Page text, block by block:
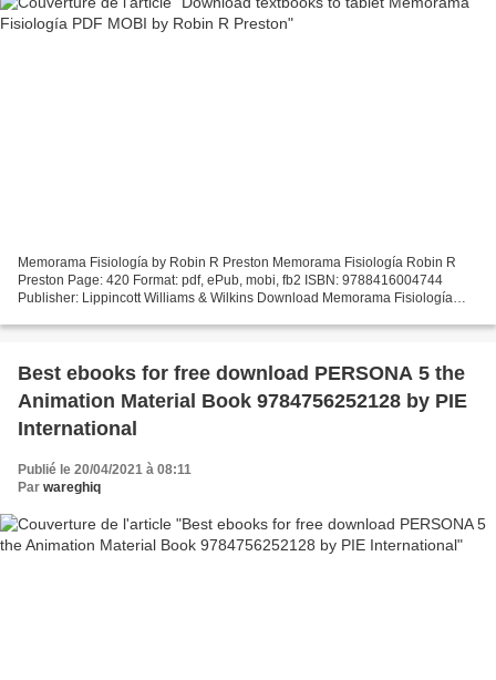
Memorama Fisiología by Robin R Preston Memorama Fisiología Robin R
Preston Page: 420 Format: pdf, ePub, mobi, fb2 ISBN: 9788416004744
Publisher: Lippincott Williams & Wilkins Download Memorama Fisiología
Best ebooks for free download PERSONA 5 the
Animation Material Book 9784756252128 by PIE
International
Publié le 20/04/2021 à 08:11
Par wareghiq